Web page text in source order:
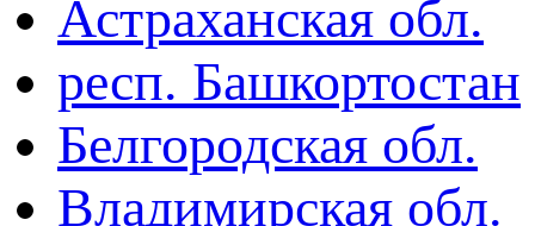
Астраханская обл.
респ. Башкортостан
Белгородская обл.
Владимирская обл.